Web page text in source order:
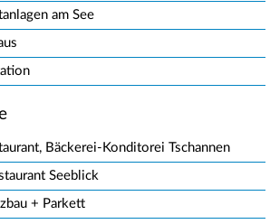
am See
Bäckerei-Konditorei Tschannen
Seeblick
+ Parkett